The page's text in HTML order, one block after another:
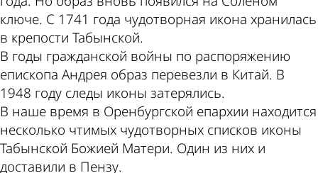
ключе. С 1741 года чудотворная икона хранилась
в крепости Табынской.
В годы гражданской войны по распоряжению
епископа Андрея образ перевезли в Китай. В
1948 году следы иконы затерялись.
В наше время в Оренбургской епархии находится
несколько чтимых чудотворных списков иконы
Табынской Божией Матери. Один из них и
доставили в Пензу.